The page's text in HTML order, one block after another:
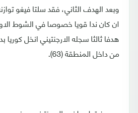
وبعد الهدف الثاني، فقد سلتا فيغو
ان كان ندا قويا خصوصا في الشوط
هدفا ثالثا سجله الارجنتيني انخل كوريا
من داخل المنطقة (63).